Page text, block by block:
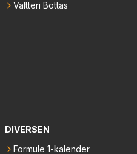
Valtteri Bottas
DIVERSEN
Formule 1-kalender